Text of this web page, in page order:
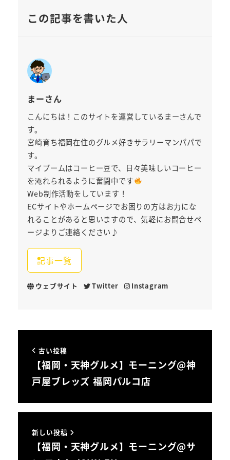
この記事を書いた人
まーさん
こんにちは！このサイトを運営しているまーさんで
す。
宮崎育ち福岡在住のグルメ好きサラリーマンパパで
す。
マイブームはコーヒー豆で、日々美味しいコーヒー
を淹れられるように奮闘中です
Web制作活動をしています！
ECサイトやホームページでお困りの方はお力にな
れることがあると思いますので、気軽にお問合せペ
ージよりご連絡ください♪
記事一覧
ウェブサイト Twitter Instagram
古い投稿
【福岡・天神グルメ】モーニング@神
戸屋ブレッズ 福岡パルコ店
新しい投稿
【福岡・天神グルメ】モーニング@サ